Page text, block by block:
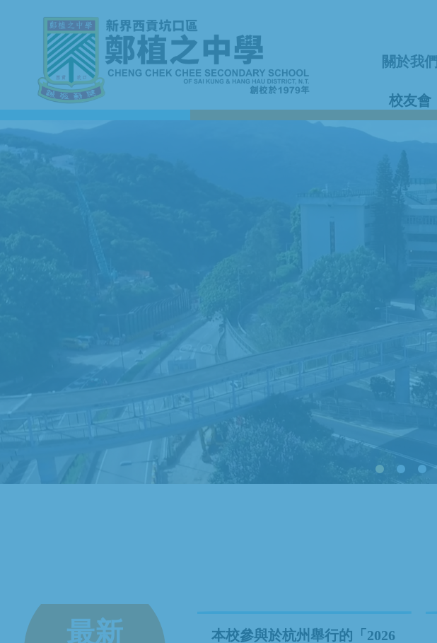
關於我們
校友會
最新
鄭記📘Facebook專頁
本校參與於杭州舉行的「2026